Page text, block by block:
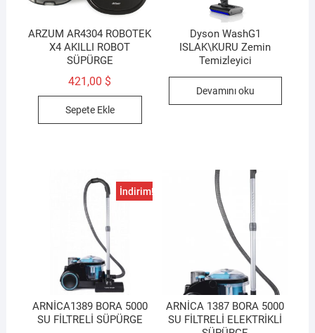
ARZUM AR4304 ROBOTEK
X4 AKILLI ROBOT
SÜPÜRGE
421,00 $
Sepete Ekle
Dyson WashG1
ISLAK\KURU Zemin
Temizleyici
Devamını oku
İndirim!
ARNİCA1389 BORA 5000
SU FİLTRELİ SÜPÜRGE
ARNİCA 1387 BORA 5000
SU FİLTRELİ ELEKTRİKLİ